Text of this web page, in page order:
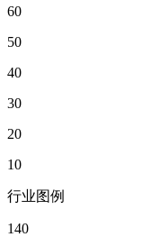
60
50
40
30
20
10
行业图例
140